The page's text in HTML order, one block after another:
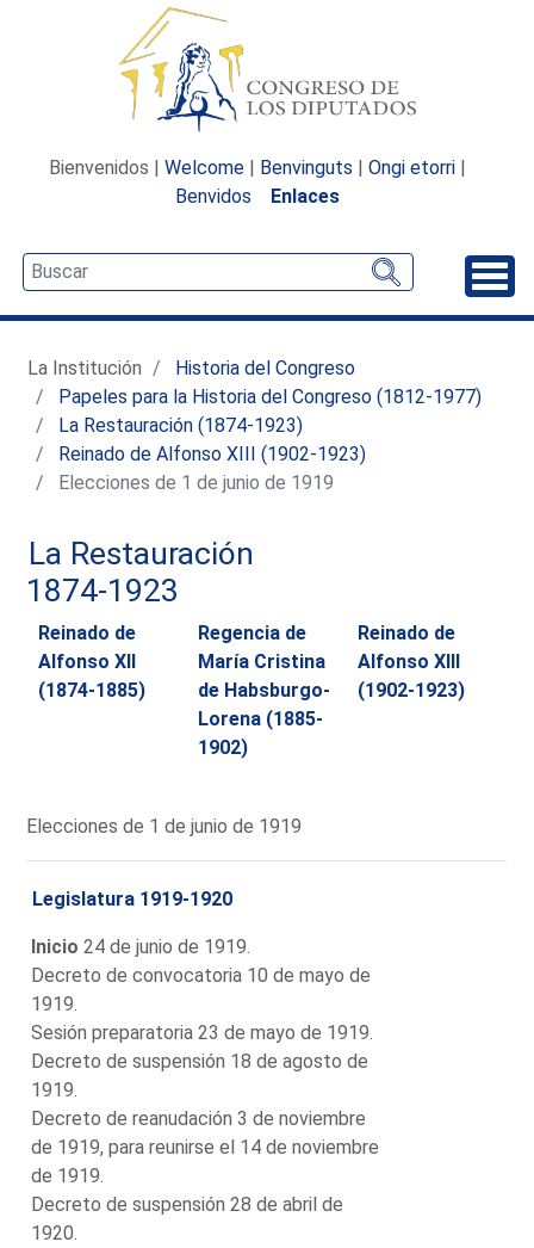
Bienvenidos | Welcome | Benvinguts | Ongi etorri |
Benvidos
Enlaces
La Institución
Historia del Congreso
Papeles para la Historia del Congreso (1812-1977)
La Restauración (1874-1923)
Reinado de Alfonso XIII (1902-1923)
Elecciones de 1 de junio de 1919
La Restauración
1874-1923
Reinado de
Alfonso XII
(1874-1885)
Regencia de
María Cristina
de Habsburgo-
Lorena (1885-
1902)
Reinado de
Alfonso XIII
(1902-1923)
Elecciones de 1 de junio de 1919
Legislatura 1919-1920
Inicio 24 de junio de 1919.
Decreto de convocatoria 10 de mayo de
1919.
Sesión preparatoria 23 de mayo de 1919.
Decreto de suspensión 18 de agosto de
1919.
Decreto de reanudación 3 de noviembre
de 1919, para reunirse el 14 de noviembre
de 1919.
Decreto de suspensión 28 de abril de
1920.